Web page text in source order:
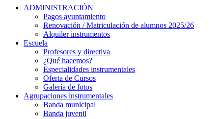
ADMINISTRACIÓN
Pagos ayuntamiento
Renovación / Matriculación de alumnos 2025/26
Alquiler instrumentos
Escuela
Profesores y directiva
¿Qué hacemos?
Especialidades instrumentales
Oferta de Cursos
Galería de fotos
Agrupaciones instrumentales
Banda municipal
Banda juvenil